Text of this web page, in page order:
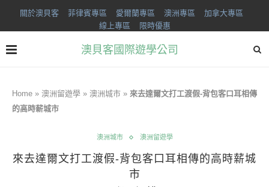
關於澳貝客 菲律賓專區 愛爾蘭專區 澳洲專區
加拿大專區
線上專區
限時優惠
澳貝客國際遊學公司
Home » 澳洲留遊學 » 澳洲城市 » 來去達爾文打工渡假-背包客口耳相傳
的高時薪城市
澳洲城市 澳洲留遊學
來去達爾文打工渡假-背包客口耳相傳的高時薪城
市